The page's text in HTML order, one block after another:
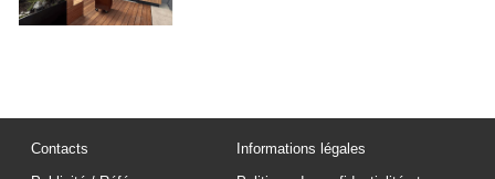
Contacts
Informations légales